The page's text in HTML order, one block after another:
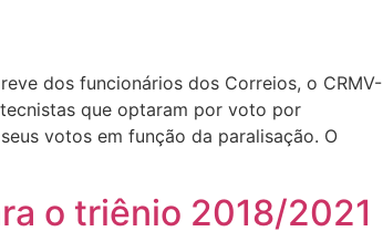
dos funcionários dos Correios, o CRMV-
que optaram por voto por
votos em função da paralisação. O
o triênio 2018/2021